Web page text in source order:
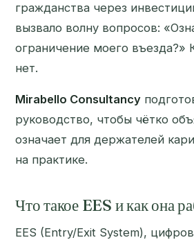
гражданства через
вызвало волну вопросов:
ограничение моего въезда?»
нет.
Mirabello Consultancy
руководство, чтобы чётко
означает для держателей
на практике.
Что такое EES и как она
EES (Entry/Exit System),